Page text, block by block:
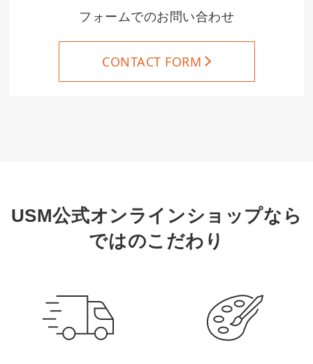
フォームでのお問い合わせ
CONTACT FORM
USM公式オンラインショップなら
ではのこだわり